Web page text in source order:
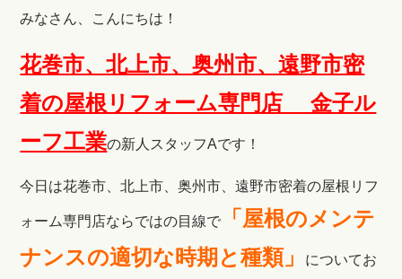
みなさん、こんにちは！
花巻市、北上市、奥州市、遠野市密
着の屋根リフォーム専門店 金子ル
ーフ工業の新人スタッフAです！
今日は花巻市、北上市、奥州市、遠野市密着の屋根リフ
ォーム専門店ならではの目線で 「屋根のメンテ
ナンスの適切な時期と種類」
についてお